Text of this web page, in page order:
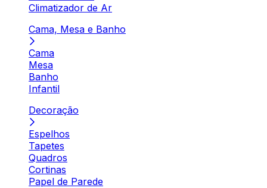
Climatizador de Ar
Cama, Mesa e Banho
Cama
Mesa
Banho
Infantil
Decoração
Espelhos
Tapetes
Quadros
Cortinas
Papel de Parede